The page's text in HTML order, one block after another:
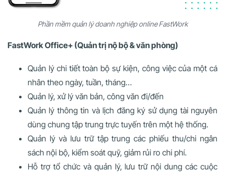
Phần mềm quản lý doanh nghiệp online FastWork
FastWork Office+ (Quản trị nộ bộ & văn phòng)
Quản lý chi tiết toàn bộ sự kiện, công việc của một cá
nhân theo ngày, tuần, tháng…
Quản lý, xử lý văn bản, công văn đi/đến
Quản lý thông tin và lịch đăng ký sử dụng tài nguyên
dùng chung tập trung trực tuyến trên một hệ thống.
Quản lý và lưu trữ tập trung các phiếu thu/chi ngân
sách nội bộ, kiểm soát quỹ, giảm rủi ro chi phí.
Hỗ trợ tổ chức và quản lý, lưu trữ nội dung các cuộc